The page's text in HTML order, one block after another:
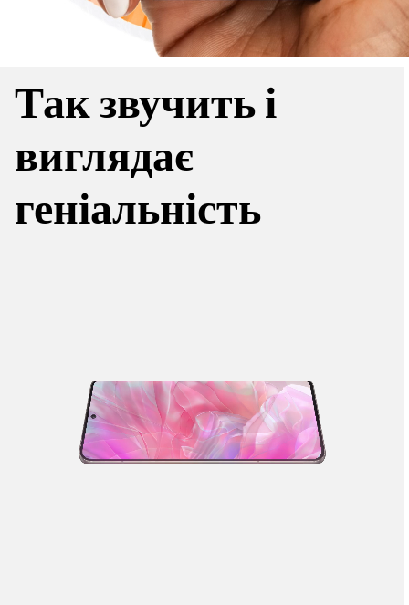
Так звучить і
виглядає
геніальність